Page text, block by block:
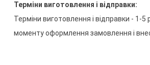
Терміни виготовлення і відправки:
Терміни виготовлення і відправки - 1-5
моментуоформлення замовлення і